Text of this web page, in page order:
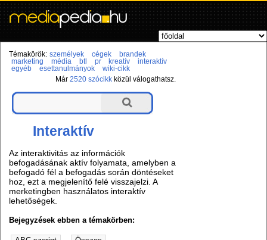
Témakörök: személyek cégek
brandek
marketing
média btl pr kreatív
interaktív
egyéb
esettanulmányok
wiki-cikk
Már2520 szócikk közül válogathatsz.
Interaktív
Az interaktivitás az információk
befogadásának aktív folyamata, amelyben a
befogadó fél a befogadás során döntéseket
hoz, ezt a megjelenítő felé visszajelzi. A
merketingben használatos interaktív
lehetőségek.
Bejegyzések ebben a témakörben: